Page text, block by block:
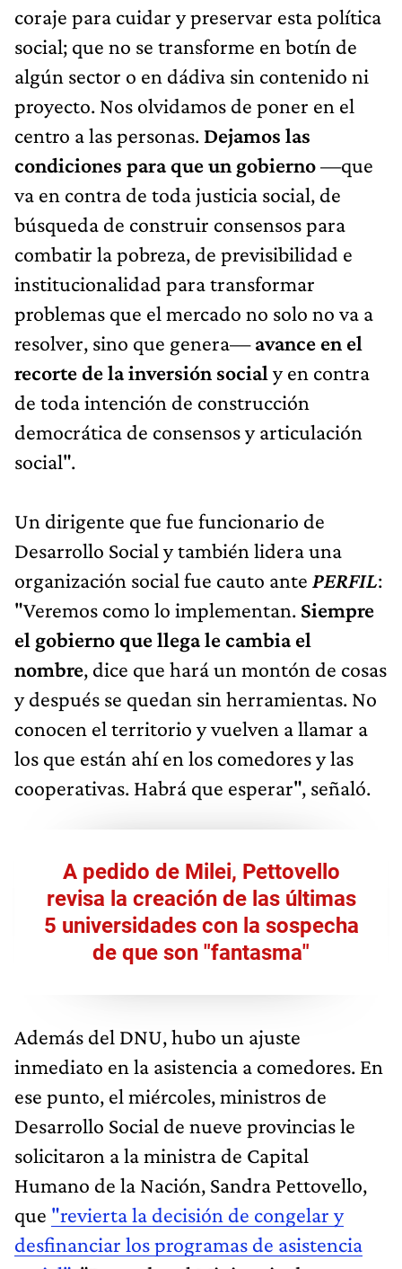
coraje para cuidar y preservar esta política
social; que no se transforme en botín de
algún sector o en dádiva sin contenido ni
proyecto. Nos olvidamos de poner en el
centro a las personas. Dejamos las
condiciones para que un gobierno—que
va en contra de toda justicia social, de
búsqueda de construir consensos para
combatir la pobreza, de previsibilidad e
institucionalidad para transformar
problemas que el mercado no solo no va a
resolver, sino que genera—avance en el
recorte de la inversión social y en contra
de toda intención de construcción
democrática de consensos y articulación
social".
Un dirigente que fue funcionario de
Desarrollo Social y también lidera una
organización social fue cauto ante PERFIL:
"Veremos como lo implementan. Siempre
el gobierno que llega le cambia el
nombre, dice que hará un montón de cosas
y después se quedan sin herramientas. No
conocen el territorio y vuelven a llamar a
los que están ahí en los comedores y las
cooperativas. Habrá que esperar", señaló.
A pedido de Milei, Pettovello
revisa la creación de las últimas
5 universidades con la sospecha
de que son "fantasma"
Además del DNU, hubo un ajuste
inmediato en la asistencia a comedores. En
ese punto, el miércoles, ministros de
Desarrollo Social de nueve provincias le
solicitaron a la ministra de Capital
Humano de la Nación, Sandra Pettovello,
que "revierta la decisión de congelar y
desfinanciar los programas de asistencia